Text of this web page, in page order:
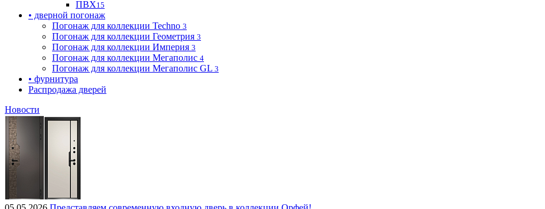
ПВХ15
• дверной погонаж
Погонаж для коллекции Techno 3
Погонаж для коллекции Геометрия 3
Погонаж для коллекции Империя 3
Погонаж для коллекции Мегаполис 4
Погонаж для коллекции Мегаполис GL 3
• фурнитура
Распродажа дверей
Новости